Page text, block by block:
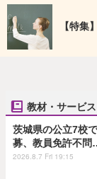
【特集
教材・サービス
茨城県の公立7校
募、教員免許不
2026.8.7 Fri 19:15